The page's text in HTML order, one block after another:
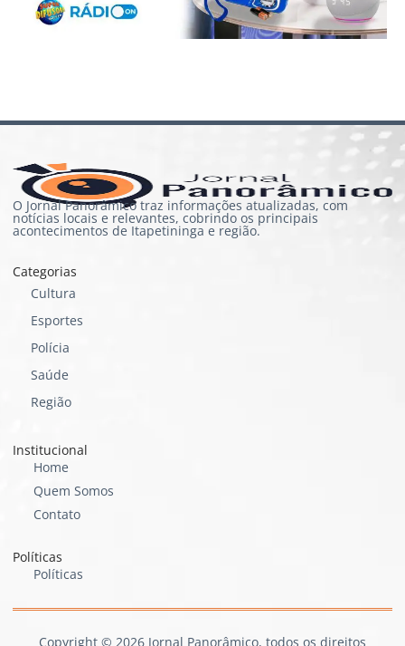
O Jornal Panorâmico traz informações atualizadas, com
notícias locais e relevantes, cobrindo os principais
acontecimentos de Itapetininga e região.
Categorias
Cultura
Esportes
Polícia
Saúde
Região
Institucional
Home
Quem Somos
Contato
Políticas
Políticas
Copyright © 2026 Jornal Panorâmico, todos os direitos